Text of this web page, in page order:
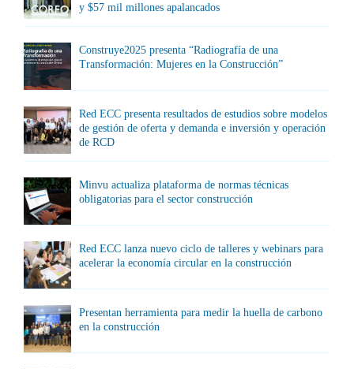
y $57 mil millones apalancados
Construye2025 presenta “Radiografía de una
Transformación: Mujeres en la Construcción”
Red ECC presenta resultados de estudios sobre modelos
de gestión de oferta y demanda e inversión y operación
de RCD
Minvu actualiza plataforma de normas técnicas
obligatorias para el sector construcción
Red ECC lanza nuevo ciclo de talleres y webinars para
acelerar la economía circular en la construcción
Presentan herramienta para medir la huella de carbono
en la construcción